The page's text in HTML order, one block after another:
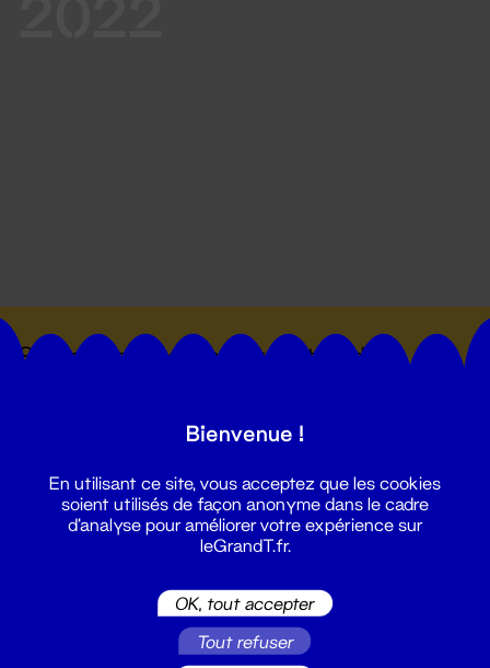
Suivez toutes les actualités du
Bienvenue !
En utilisant ce site, vous acceptez que les cookies
soient utilisés de façon anonyme dans le cadre
d'analyse pour améliorer votre expérience sur
leGrandT.fr.
OK, tout accepter
Tout refuser